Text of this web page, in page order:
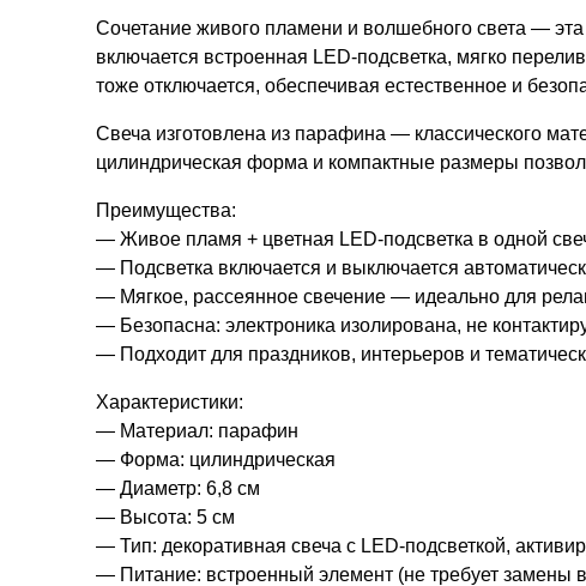
Сочетание живого пламени и волшебного света —
включается встроенная LED-подсветка, мягко
тоже отключается, обеспечивая естественное и
Свеча изготовлена из парафина — классического
цилиндрическая форма и компактные размеры
Преимущества:
— Живое пламя + цветная LED-подсветка в одной
— Подсветка включается и выключается
— Мягкое, рассеянное свечение — идеально для
— Безопасна: электроника изолирована, не
— Подходит для праздников, интерьеров и
Характеристики:
— Материал: парафин
— Форма: цилиндрическая
— Диаметр: 6,8 см
— Высота: 5 см
— Тип: декоративная свеча с LED-подсветкой,
— Питание: встроенный элемент (не требует замены